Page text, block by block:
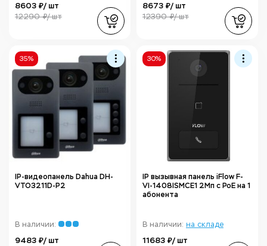
8603 ₽/ шт
12290 ₽/ шт
8673 ₽/ шт
12390 ₽/ шт
35%
IP-видеопанель Dahua DH-
VTO3211D-P2
В наличии:
9483 ₽/ шт
30%
IP вызывная панель iFlow F-
VI-1408ISMCE1 2Мп с PoE на 1
абонента
В наличии: на складе
11683 ₽/ шт